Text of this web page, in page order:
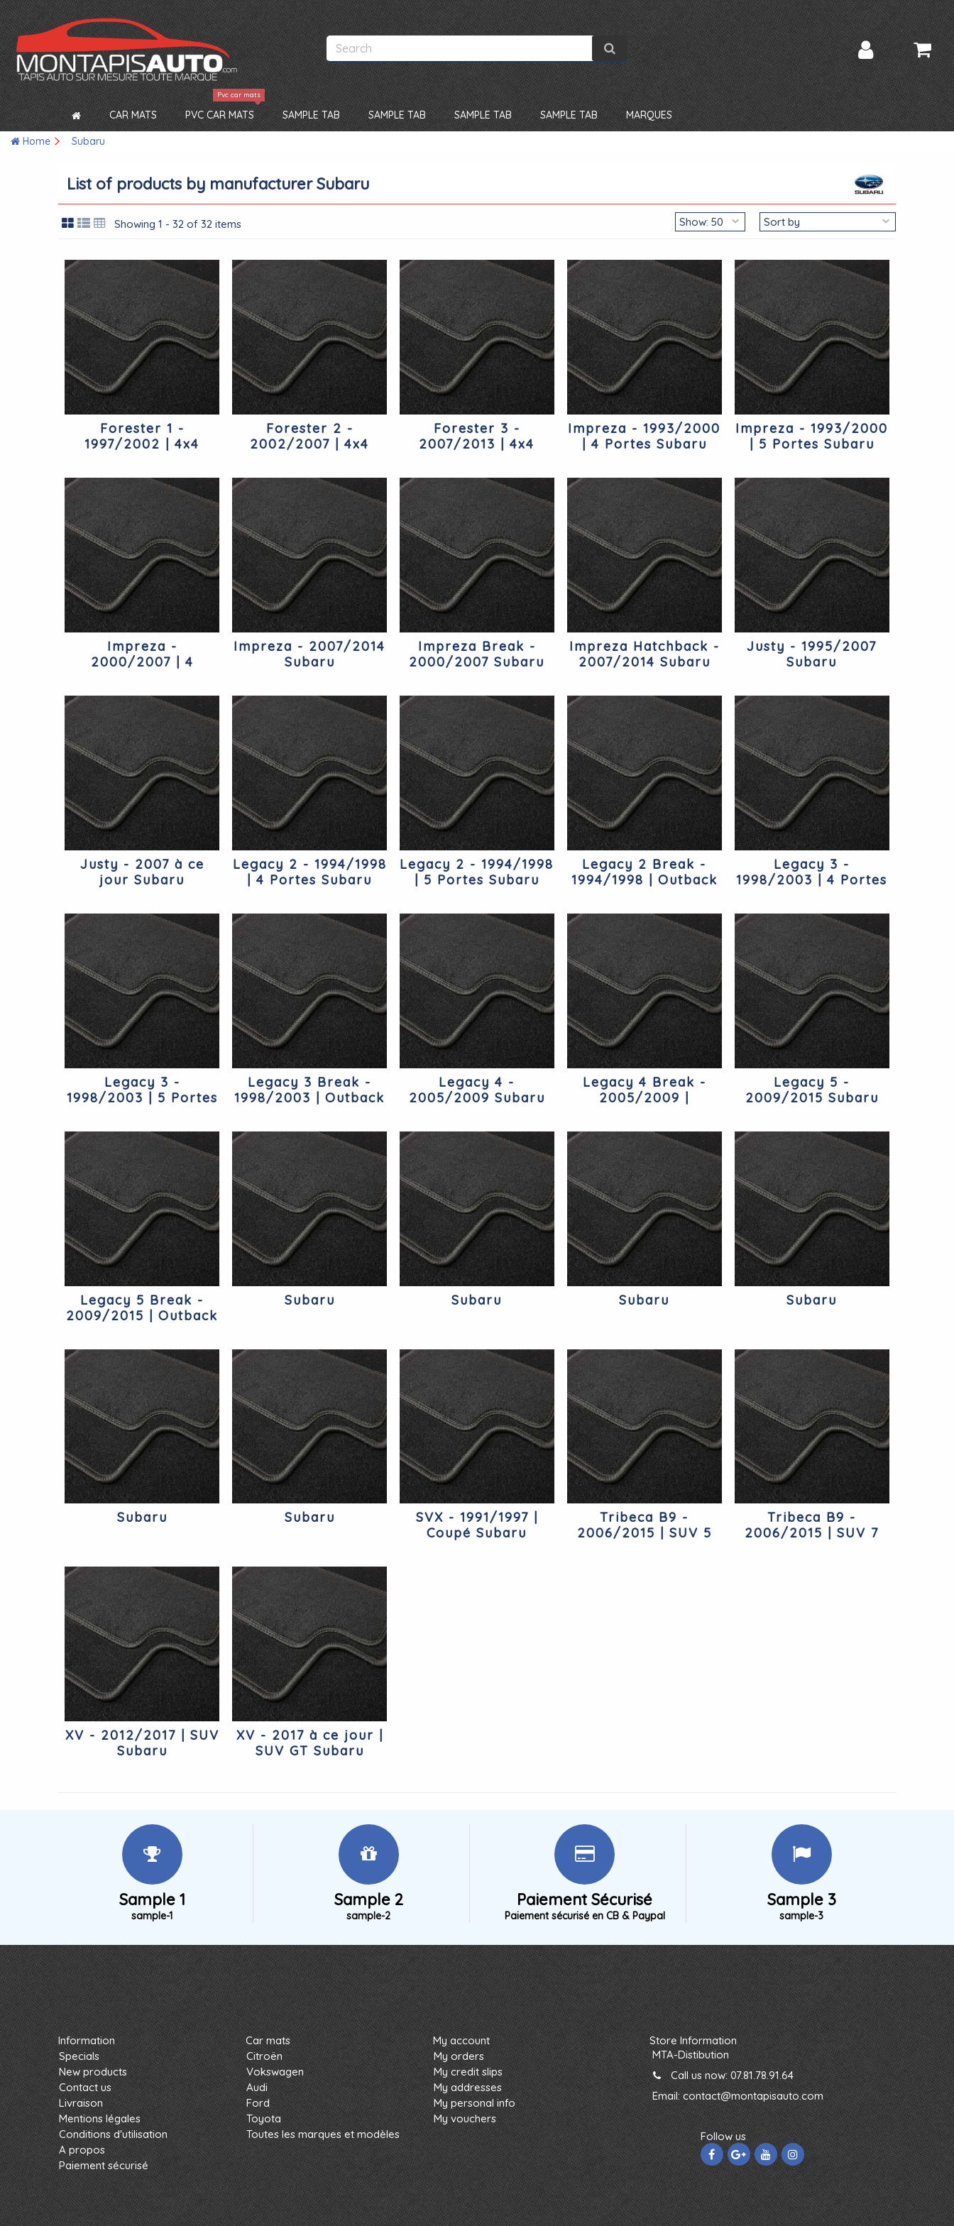
CAR MATS PVC CAR MATS
Pvc car mats
SAMPLE TAB SAMPLE TAB SAMPLE TAB SAMPLE TAB MARQUES
Home Subaru
List of products by manufacturer Subaru
Showing 1 - 32 of 32 items
Forester 1 -
1997/2002 | 4x4
Forester 2 -
2002/2007 | 4x4
Forester 3 -
2007/2013 | 4x4
Impreza - 1993/2000
| 4 Portes Subaru
Impreza - 1993/2000
| 5 Portes Subaru
Impreza -
2000/2007 | 4
Impreza - 2007/2014
Subaru
Impreza Break -
2000/2007 Subaru
Impreza Hatchback -
2007/2014 Subaru
Justy - 1995/2007
Subaru
Justy - 2007 à ce
jour Subaru
Legacy 2 - 1994/1998
| 4 Portes Subaru
Legacy 2 - 1994/1998
| 5 Portes Subaru
Legacy 2 Break -
1994/1998 | Outback
Legacy 3 -
1998/2003 | 4 Portes
Legacy 3 -
1998/2003 | 5 Portes
Legacy 3 Break -
1998/2003 | Outback
Legacy 4 -
2005/2009 Subaru
Legacy 4 Break -
2005/2009 |
Legacy 5 -
2009/2015 Subaru
Legacy 5 Break -
2009/2015 | Outback
Subaru Subaru Subaru Subaru
Subaru Subaru
SVX - 1991/1997 |
Coupé Subaru
Tribeca B9 -
2006/2015 | SUV 5
Tribeca B9 -
2006/2015 | SUV 7
XV - 2012/2017 | SUV
Subaru
XV - 2017 à ce jour |
SUV GT Subaru
Sample 1
sample-1
Sample 2
sample-2
Paiement Sécurisé
Paiement sécurisé en CB & Paypal
Sample 3
sample-3
Information
Specials
New products
Contact us
Livraison
Mentions légales
Conditions d'utilisation
A propos
Paiement sécurisé
Car mats
Citroën
Vokswagen
Audi
Ford
Toyota
Toutes les marques et modèles
My account
My orders
My credit slips
My addresses
My personal info
My vouchers
Store Information
MTA-Distibution
Call us now:07.81.78.91.64
Email:contact@montapisauto.com
Follow us